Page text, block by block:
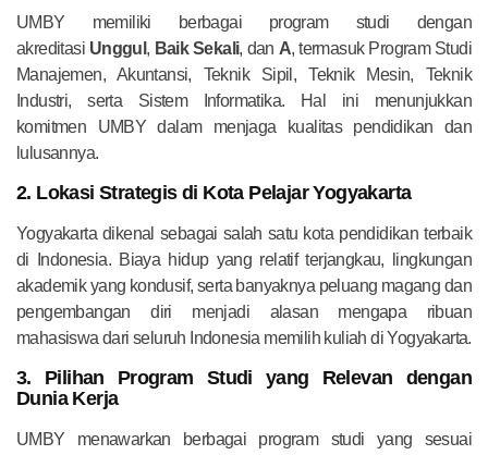
UMBY memiliki berbagai program studi dengan
akreditasi Unggul , Baik Sekali, dan A, termasuk Program Studi
Manajemen, Akuntansi, Teknik Sipil, Teknik Mesin, Teknik
Industri, serta Sistem Informatika. Hal ini menunjukkan
komitmen UMBY dalam menjaga kualitas pendidikan dan
lulusannya.
2. Lokasi Strategis di Kota Pelajar Yogyakarta
Yogyakarta dikenal sebagai salah satu kota pendidikan terbaik
di Indonesia. Biaya hidup yang relatif terjangkau, lingkungan
akademik yang kondusif, serta banyaknya peluang magang dan
pengembangan diri menjadi alasan mengapa ribuan
mahasiswa dari seluruh Indonesia memilih kuliah di Yogyakarta.
3. Pilihan Program Studi yang Relevan dengan
Dunia Kerja
UMBY menawarkan berbagai program studi yang sesuai